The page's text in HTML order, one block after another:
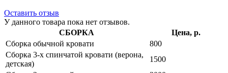
Оставить отзыв
У данного товара пока нет отзывов.
СБОРКА
Цена, р.
Сборка обычной кровати
800
Сборка 3-х спинчатой кровати (верона,
детская)
1500